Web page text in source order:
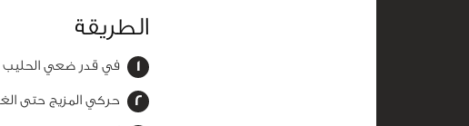
الطريقة
في قدر ضعي الحليب
حركي المزيج حتى